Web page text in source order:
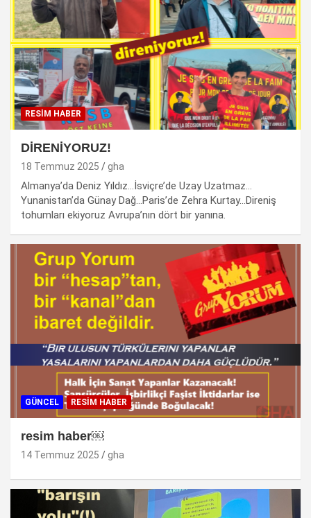
RESİM HABER
DİRENİYORUZ!
18 Temmuz 2025 gha
Almanya’da Deniz Yıldız…İsviçre’de Uzay Uzatmaz…
Yunanistan’da Günay Dağ…Paris’de Zehra Kurtay…Direniş
tohumları ekiyoruz Avrupa’nın dört bir yanına.
GÜNCEL RESİM HABER
resim haber￼
14 Temmuz 2025 gha